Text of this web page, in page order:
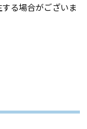
る場合がございま